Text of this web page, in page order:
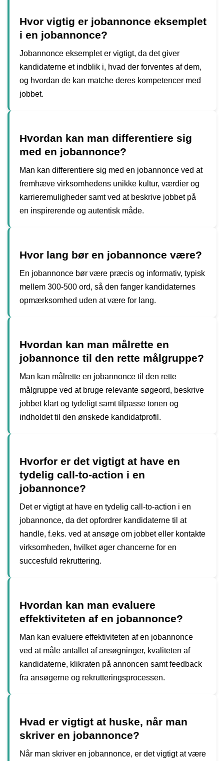
Hvor vigtig er jobannonce eksemplet
i en jobannonce?
Jobannonce eksemplet er vigtigt, da det giver
kandidaterne et indblik i, hvad der forventes af dem,
og hvordan de kan matche deres kompetencer med
jobbet.
Hvordan kan man differentiere sig
med en jobannonce?
Man kan differentiere sig med en jobannonce ved at
fremhæve virksomhedens unikke kultur, værdier og
karrieremuligheder samt ved at beskrive jobbet på
en inspirerende og autentisk måde.
Hvor lang bør en jobannonce være?
En jobannonce bør være præcis og informativ, typisk
mellem 300-500 ord, så den fanger kandidaternes
opmærksomhed uden at være for lang.
Hvordan kan man målrette en
jobannonce til den rette målgruppe?
Man kan målrette en jobannonce til den rette
målgruppe ved at bruge relevante søgeord, beskrive
jobbet klart og tydeligt samt tilpasse tonen og
indholdet til den ønskede kandidatprofil.
Hvorfor er det vigtigt at have en
tydelig call-to-action i en
jobannonce?
Det er vigtigt at have en tydelig call-to-action i en
jobannonce, da det opfordrer kandidaterne til at
handle, f.eks. ved at ansøge om jobbet eller kontakte
virksomheden, hvilket øger chancerne for en
succesfuld rekruttering.
Hvordan kan man evaluere
effektiviteten af en jobannonce?
Man kan evaluere effektiviteten af en jobannonce
ved at måle antallet af ansøgninger, kvaliteten af
kandidaterne, klikraten på annoncen samt feedback
fra ansøgerne og rekrutteringsprocessen.
Hvad er vigtigt at huske, når man
skriver en jobannonce?
Når man skriver en jobannonce, er det vigtigt at være